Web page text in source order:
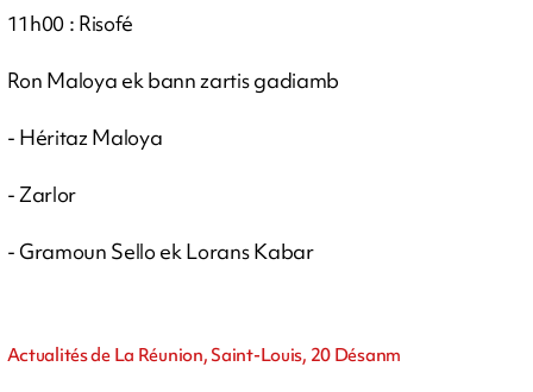
11h00 : Risofé
Ron Maloya ek bann zartis gadiamb
- Héritaz Maloya
- Zarlor
- Gramoun Sello ek Lorans Kabar
Actualités de La Réunion, Saint-Louis, 20 Désanm